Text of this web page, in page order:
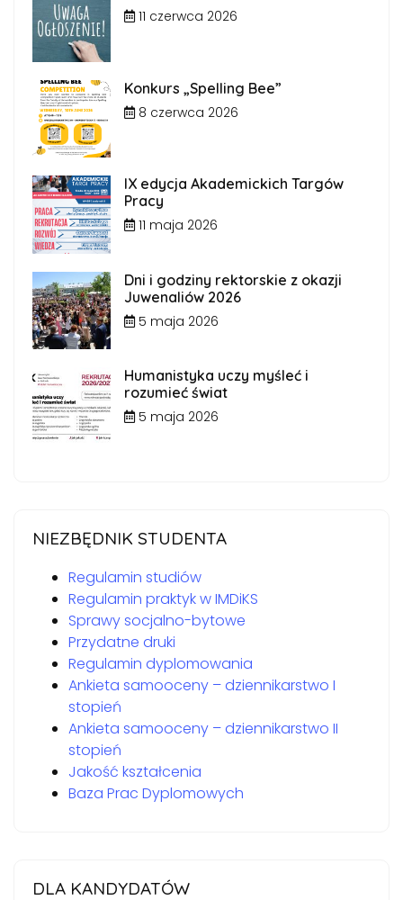
11 czerwca 2026
Konkurs „Spelling Bee”
8 czerwca 2026
IX edycja Akademickich Targów
Pracy
11 maja 2026
Dni i godziny rektorskie z okazji
Juwenaliów 2026
5 maja 2026
Humanistyka uczy myśleć i
rozumieć świat
5 maja 2026
NIEZBĘDNIK STUDENTA
Regulamin studiów
Regulamin praktyk w IMDiKS
Sprawy socjalno-bytowe
Przydatne druki
Regulamin dyplomowania
Ankieta samooceny – dziennikarstwo I
stopień
Ankieta samooceny – dziennikarstwo II
stopień
Jakość kształcenia
Baza Prac Dyplomowych
DLA KANDYDATÓW